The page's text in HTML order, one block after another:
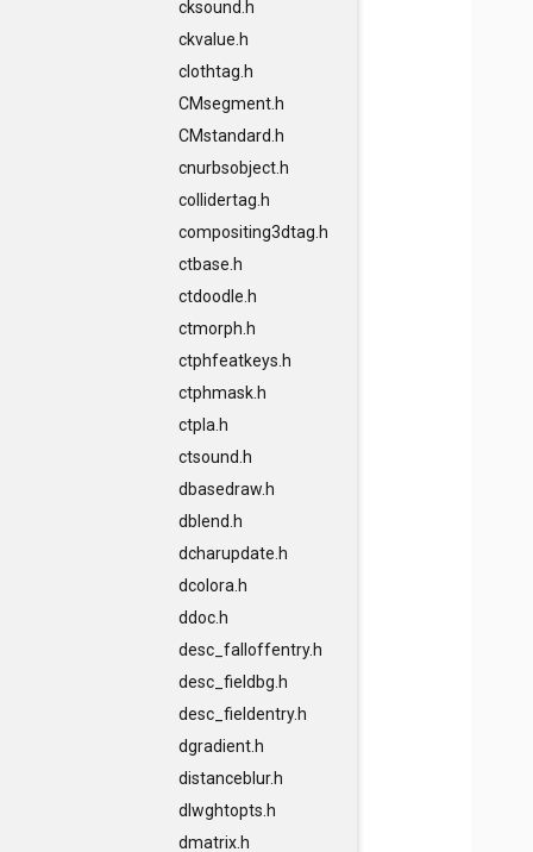
cksound.h
ckvalue.h
clothtag.h
CMsegment.h
CMstandard.h
cnurbsobject.h
collidertag.h
compositing3dtag.h
ctbase.h
ctdoodle.h
ctmorph.h
ctphfeatkeys.h
ctphmask.h
ctpla.h
ctsound.h
dbasedraw.h
dblend.h
dcharupdate.h
dcolora.h
ddoc.h
desc_falloffentry.h
desc_fieldbg.h
desc_fieldentry.h
dgradient.h
distanceblur.h
dlwghtopts.h
dmatrix.h